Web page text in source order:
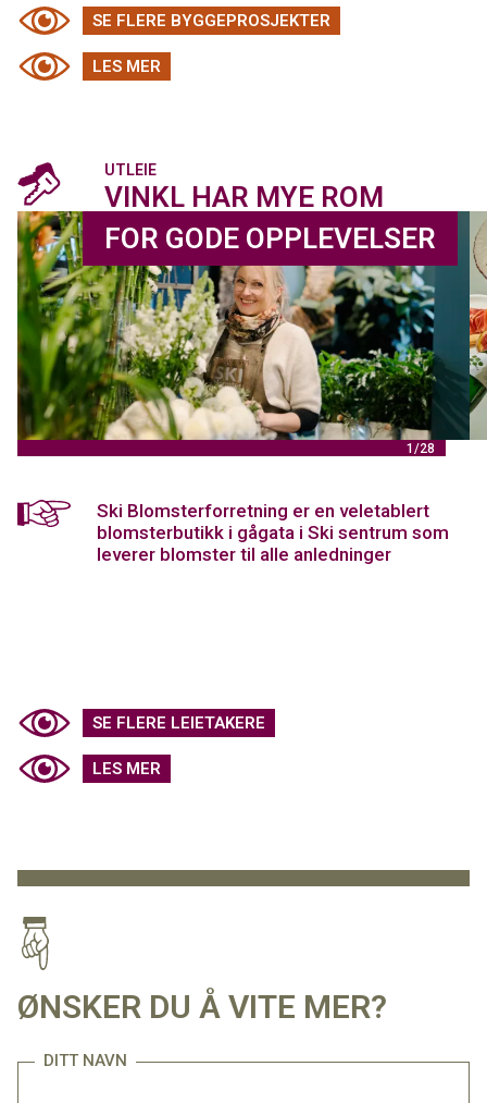
SE FLERE BYGGEPROSJEKTER
LES MER
UTLEIE
VINKL HAR MYE ROM
FOR GODE OPPLEVELSER
1/28
Ski Blomsterforretning er en veletablert
blomsterbutikk i gågata i Ski sentrum som
leverer blomster til alle anledninger
SE FLERE LEIETAKERE
LES MER
ØNSKER DU Å VITE MER?
DITT NAVN